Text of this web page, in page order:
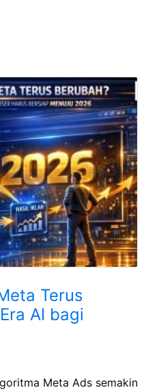
Terus
AI bagi
Meta Ads semakin